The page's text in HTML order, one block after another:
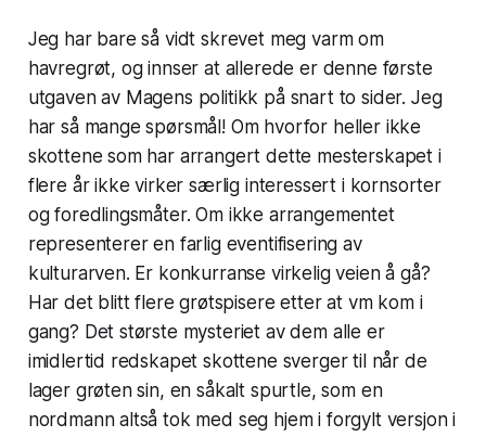
Jeg har bare så vidt skrevet meg varm om
havregrøt, og innser at allerede er denne første
utgaven av Magens politikk på snart to sider. Jeg
har så mange spørsmål! Om hvorfor heller ikke
skottene som har arrangert dette mesterskapet i
flere år ikke virker særlig interessert i kornsorter
og foredlingsmåter. Om ikke arrangementet
representerer en farlig eventifisering av
kulturarven. Er konkurranse virkelig veien å gå?
Har det blitt flere grøtspisere etter at vm kom i
gang? Det største mysteriet av dem alle er
imidlertid redskapet skottene sverger til når de
lager grøten sin, en såkalt spurtle, som en
nordmann altså tok med seg hjem i forgylt versjon i